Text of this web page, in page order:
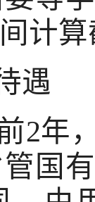
计
遇
2年
国